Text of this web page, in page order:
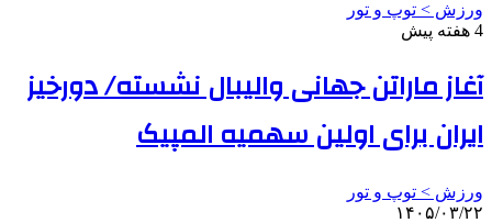
ورزش > توپ و تور
4 هفته پیش
آغاز ماراتن جهانی والیبال نشسته/ دورخیز
ایران برای اولین سهمیه المپیک
ورزش > توپ و تور
۱۴۰۵/۰۳/۲۲